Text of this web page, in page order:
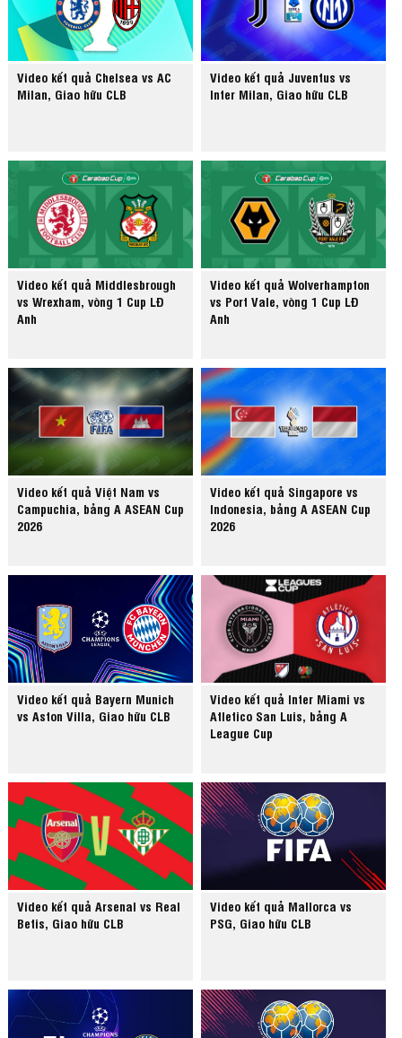
Video kết quả Chelsea vs AC
Milan, Giao hữu CLB
Video kết quả Juventus vs
Inter Milan, Giao hữu CLB
Video kết quả Middlesbrough
vs Wrexham, vòng 1 Cup LĐ
Anh
Video kết quả Wolverhampton
vs Port Vale, vòng 1 Cup LĐ
Anh
Video kết quả Việt Nam vs
Campuchia, bảng A ASEAN Cup
2026
Video kết quả Singapore vs
Indonesia, bảng A ASEAN Cup
2026
Video kết quả Bayern Munich
vs Aston Villa, Giao hữu CLB
Video kết quả Inter Miami vs
Atletico San Luis, bảng A
League Cup
Video kết quả Arsenal vs Real
Betis, Giao hữu CLB
Video kết quả Mallorca vs
PSG, Giao hữu CLB